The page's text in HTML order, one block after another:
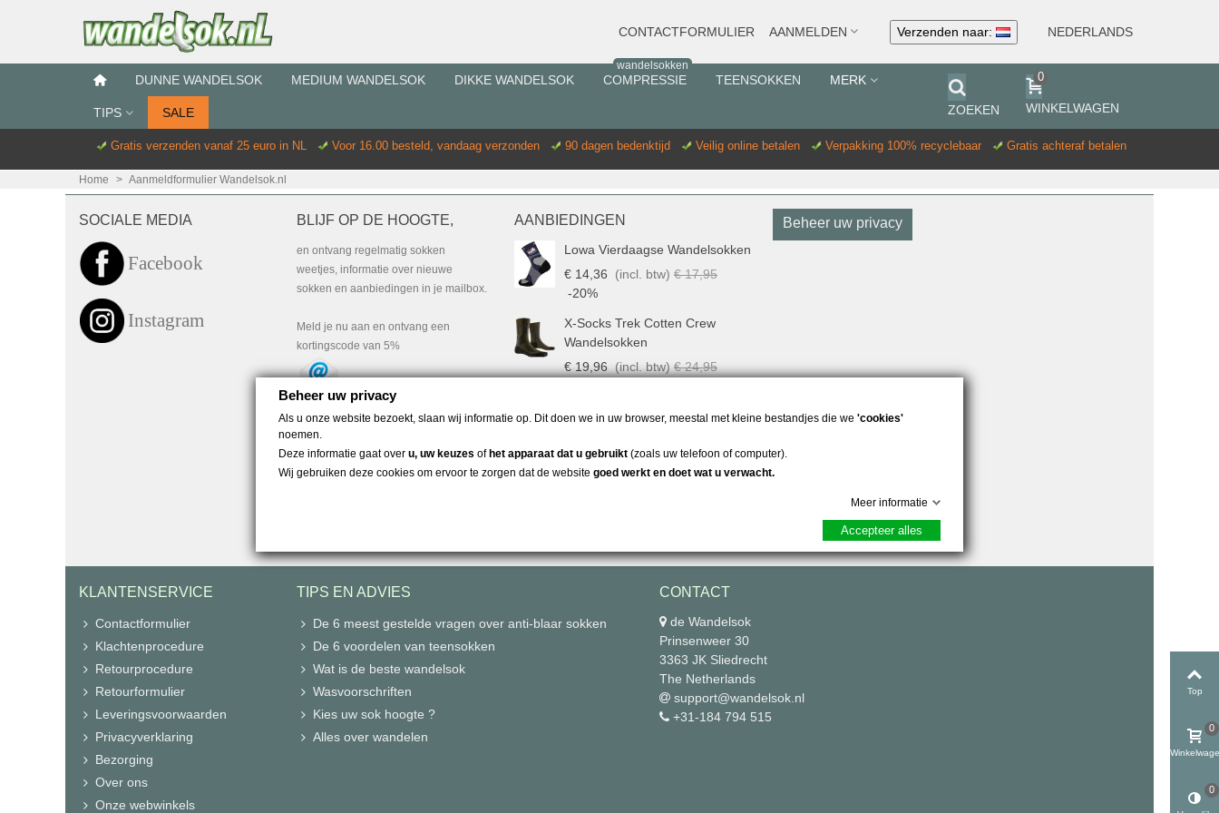
CONTACTFORMULIER AANMELDEN Verzenden naar: NEDERLANDS
DUNNE WANDELSOK MEDIUM WANDELSOK DIKKE WANDELSOK COMPRESSIE
wandelsokken
TEENSOKKEN MERK
TIPS SALE ZOEKEN
0
WINKELWAGEN
Gratis verzenden vanaf 25 euro in NL Voor 16.00 besteld, vandaag verzonden 90 dagen bedenktijd Veilig online betalen Verpakking 100% recyclebaar Gratis achteraf betalen
Home > Aanmeldformulier Wandelsok.nl
SOCIALE MEDIA
Facebook
Instagram
BLIJF OP DE HOOGTE,
en ontvang regelmatig sokken
weetjes, informatie over nieuwe
sokken en aanbiedingen in je mailbox.
Meld je nu aan en ontvang een
kortingscode van 5%
AANBIEDINGEN
Lowa Vierdaagse Wandelsokken
€ 14,36
(incl. btw) € 17,95
-20%
X-Socks Trek Cotten Crew
Wandelsokken
€ 19,96 (incl. btw) € 24,95
X-Socks Trek Linnen Crew
€ 25,56 (incl. btw) € 31,95
-20%
Beheer uw privacy
KLANTENSERVICE
Contactformulier
Klachtenprocedure
Retourprocedure
Retourformulier
Leveringsvoorwaarden
Privacyverklaring
Bezorging
Over ons
Onze webwinkels
TIPS EN ADVIES
De 6 meest gestelde vragen over anti-blaar sokken
De 6 voordelen van teensokken
Wat is de beste wandelsok
Wasvoorschriften
Kies uw sok hoogte ?
Alles over wandelen
CONTACT
de Wandelsok
Prinsenweer 30
3363 JK Sliedrecht
The Netherlands
support@wandelsok.nl
+31-184 794 515
Top
0
0
Beheer uw privacy
Als u onze website bezoekt, slaan wij informatie op. Dit doen we in uw browser, meestal met kleine bestandjes die we 'cookies'
noemen.
Deze informatie gaat over u, uw keuzes of het apparaat dat u gebruikt (zoals uw telefoon of computer).
Wij gebruiken deze cookies om ervoor te zorgen dat de website goed werkt en doet wat u verwacht.
Meer informatie
Accepteer alles